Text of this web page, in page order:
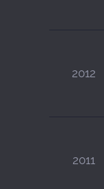
2012
2011